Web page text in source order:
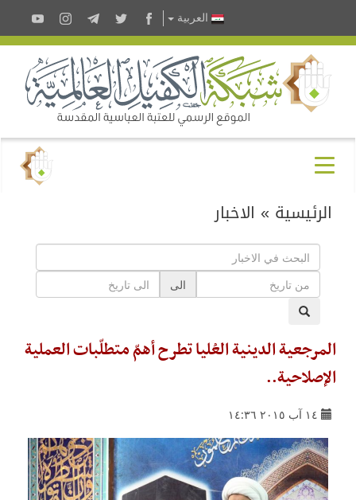
العربية
الرئيسية » الاخبار
الى
المرجعية الدينية العُليا تطرح أهمّ متطلّبات العملية
الإصلاحية..
١٤ آب ٢٠١٥ ١٤:٣٦